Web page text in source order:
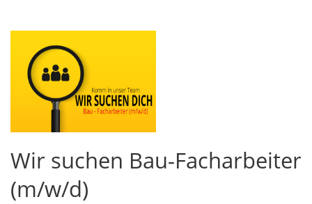
Wir suchen Bau-Facharbeiter
(m/w/d)